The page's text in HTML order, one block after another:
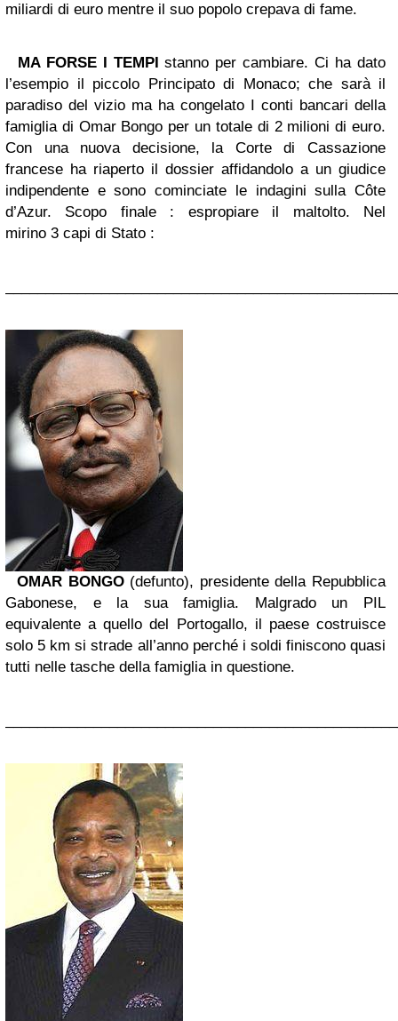
miliardi di euro mentre il suo popolo crepava di fame.
MA FORSE I TEMPI stanno per cambiare. Ci ha dato
l’esempio il piccolo Principato di Monaco; che sarà il
paradiso del vizio ma ha congelato I conti bancari della
famiglia di Omar Bongo per un totale di 2 milioni di euro.
Con una nuova decisione, la Corte di Cassazione
francese ha riaperto il dossier affidandolo a un giudice
indipendente e sono cominciate le indagini sulla Côte
d’Azur. Scopo finale : espropiare il maltolto. Nel
mirino 3 capi di Stato :
OMAR BONGO(defunto), presidente della Repubblica
Gabonese, e la sua famiglia. Malgrado un PIL
equivalente a quello del Portogallo, il paese costruisce
solo 5 km si strade all’anno perché i soldi finiscono quasi
tutti nelle tasche della famiglia in questione.